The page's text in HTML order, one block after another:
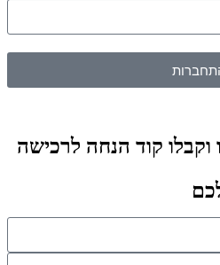
וקבלו קוד הנחה לרכישה